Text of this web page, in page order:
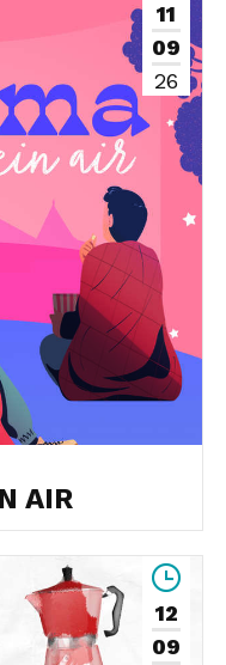
11
09
26
AIR
12
09